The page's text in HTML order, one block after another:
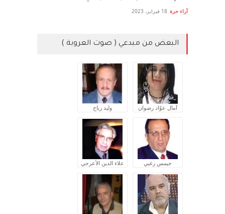
آراء حرة 18 فبراير، 2023
البعض من مبدعي ( صوت العروبة )
آمال عوّاد رضوان وليد رباح
جيمس زغبي علاء الدين الأعرجي